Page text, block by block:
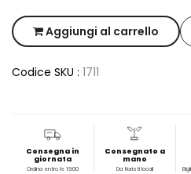
Aggiungi al carrello
Codice SKU : 1711
Consegna in
giornata
Ordina entro le 19:00
Consegnato a
mano
Da fioristi locali